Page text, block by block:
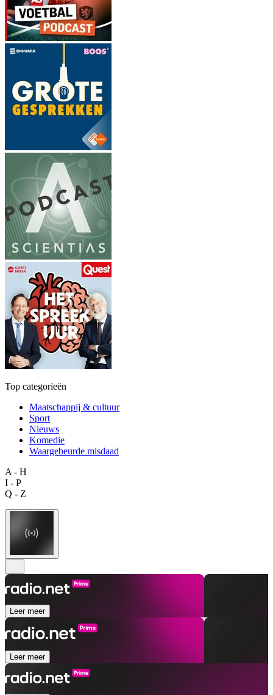
Top categorieën
Maatschappij & cultuur
Sport
Nieuws
Komedie
Waargebeurde misdaad
A - H
I - P
Q - Z
Leer meer
Leer meer